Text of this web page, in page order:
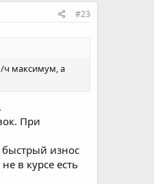
#23
ч максимум, а
При
быстрый износ
в курсе есть